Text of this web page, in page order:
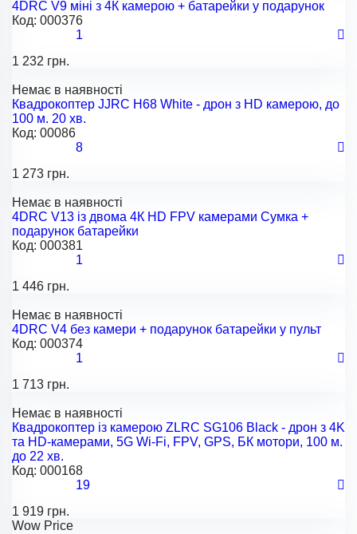
4DRC V9 міні з 4К камерою + батарейки у подарунок
Код: 000376
1
1 232 грн.
Немає в наявності
Квадрокоптер JJRC H68 White - дрон з HD камерою, до
100 м. 20 хв.
Код: 00086
8
1 273 грн.
Немає в наявності
4DRC V13 із двома 4К HD FPV камерами Сумка +
подарунок батарейки
Код: 000381
1
1 446 грн.
Немає в наявності
4DRC V4 без камери + подарунок батарейки у пульт
Код: 000374
1
1 713 грн.
Немає в наявності
Квадрокоптер із камерою ZLRC SG106 Black - дрон з 4K
та HD-камерами, 5G Wi-Fi, FPV, GPS, БК мотори, 100 м.
до 22 хв.
Код: 000168
19
1 919 грн.
Wow Price